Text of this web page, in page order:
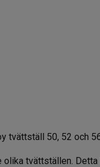
tvättställ 50, 52 och
tvättställen.